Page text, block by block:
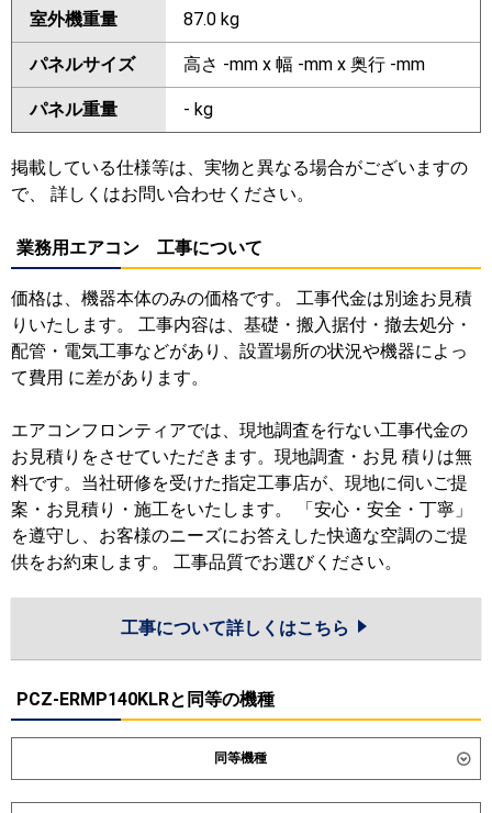
室外機重量 87.0 kg
パネルサイズ 高さ -mm x 幅 -mm x 奥行 -mm
パネル重量 - kg
掲載している仕様等は、実物と異なる場合がございますの
で、 詳しくはお問い合わせください。
業務用エアコン 工事について
価格は、機器本体のみの価格です。 工事代金は別途お見積
りいたします。 工事内容は、基礎・搬入据付・撤去処分・
配管・電気工事などがあり、設置場所の状況や機器によっ
て費用 に差があります。
エアコンフロンティアでは、現地調査を行ない工事代金の
お見積りをさせていただきます。現地調査・お見 積りは無
料です。当社研修を受けた指定工事店が、現地に伺いご提
案・お見積り・施工をいたします。 「安心・安全・丁寧」
を遵守し、お客様のニーズにお答えした快適な空調のご提
供をお約束します。 工事品質でお選びください。
工事について詳しくはこちら
PCZ-ERMP140KLRと同等の機種
同等機種
ダイキン SZRH140CN SZRH140C